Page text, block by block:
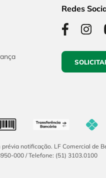
Redes
notificação. LF Comercial de
000 / Telefone: (51) 3103.0100